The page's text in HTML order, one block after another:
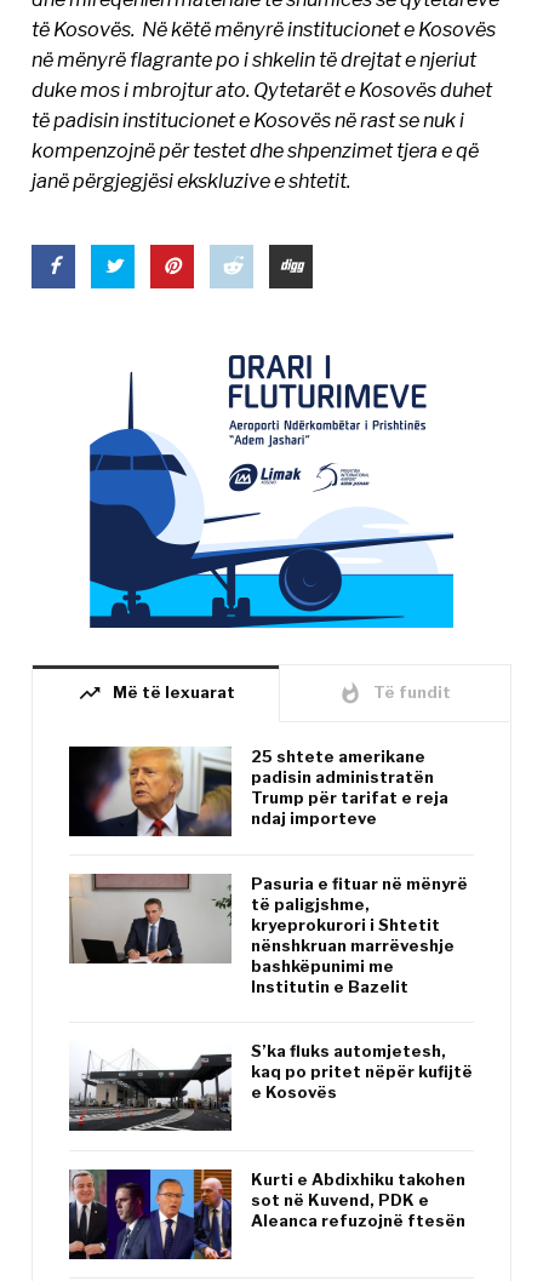
të Kosovës. Në këtë mënyrë institucionet e Kosovës
në mënyrë flagrante po i shkelin të drejtat e njeriut
duke mos i mbrojtur ato. Qytetarët e Kosovës duhet
të padisin institucionet e Kosovës në rast se nuk i
kompenzojnë për testet dhe shpenzimet tjera e që
janë përgjegjësi ekskluzive e shtetit.
trending_up Më të lexuarat whatshot Të fundit
25 shtete amerikane
padisin administratën
Trump për tarifat e reja
ndaj importeve
Pasuria e fituar në mënyrë
të paligjshme,
kryeprokurori i Shtetit
nënshkruan marrëveshje
bashkëpunimi me
Institutin e Bazelit
S’ka fluks automjetesh,
kaq po pritet nëpër kufijtë
e Kosovës
Kurti e Abdixhiku takohen
sot në Kuvend, PDK e
Aleanca refuzojnë ftesën